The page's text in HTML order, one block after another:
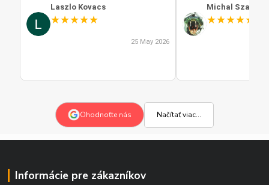
Laszlo Kovacs
★★★★★
25 May 2026
Michal Szabo
★★★★★
Ohodnoťte nás Načítať viac...
Informácie pre zákazníkov